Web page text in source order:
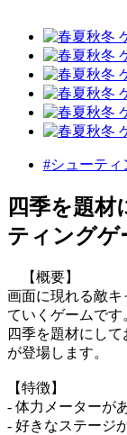
#シューティ
四季を題
ティングゲ
【概要】
画面に現れる敵キ
ていくゲームです
四季を題材にし
が登場します。
【特徴】
- 体力メーターが
- 好きなステージ